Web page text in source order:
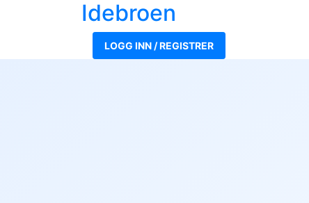
Idebroen
LOGG INN / REGISTRER